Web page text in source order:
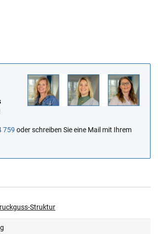
759 oder schreiben Sie eine Mail mit Ihrem
Struktur